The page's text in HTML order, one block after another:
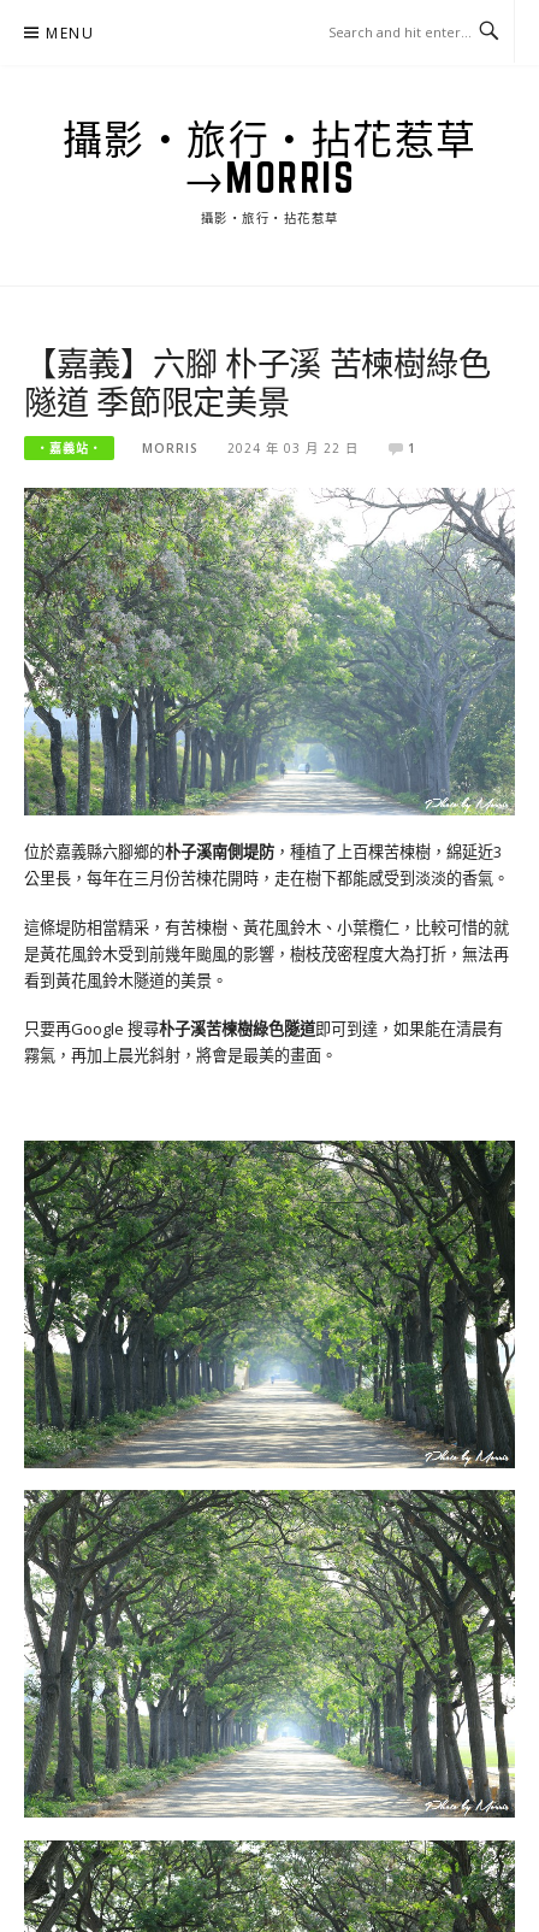
MENU
攝影‧旅行‧拈花惹草
→MORRIS
攝影‧旅行‧拈花惹草
【嘉義】六腳 朴子溪 苦楝樹綠色
隧道 季節限定美景
‧嘉義站‧ MORRIS 2024 年 03 月 22 日 1
位於嘉義縣六腳鄉的朴子溪南側堤防 ，種植了上百棵苦楝樹，綿延近3
公里長，每年在三月份苦楝花開時，走在樹下都能感受到淡淡的香氣。
這條堤防相當精采，有苦楝樹、黃花風鈴木、小葉欖仁，比較可惜的就
是黃花風鈴木受到前幾年颱風的影響，樹枝茂密程度大為打折，無法再
看到黃花風鈴木隧道的美景。
只要再Google 搜尋朴子溪苦楝樹綠色隧道即可到達，如果能在清晨有
霧氣，再加上晨光斜射，將會是最美的畫面。